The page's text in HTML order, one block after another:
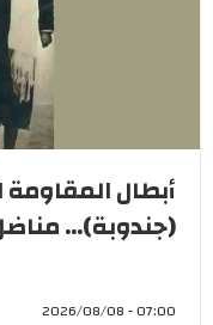
أبطال
(جندوبة)...
07:00 - 2026/08/08